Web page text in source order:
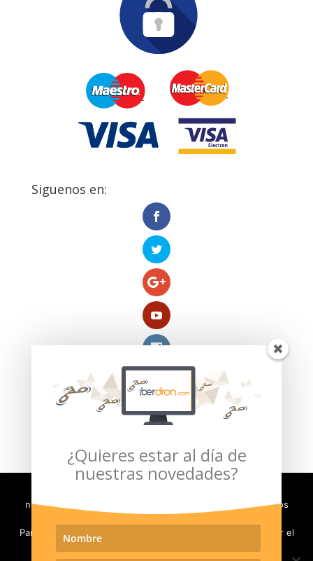
Siguenos en:
Compra segura verificada por:
Política de Privacidad
Moneda e Impuestos
Política de Envíos
¿Quieres estar al día de
nuestras novedades?
necesitamos almacenar en su ordenador pequeños archivos
Para poder seguir navegando en nuestro sitio, debe aceptar el